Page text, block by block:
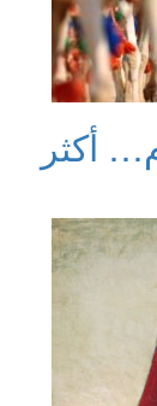
أكثر